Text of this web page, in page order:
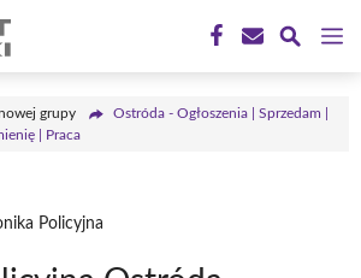
grupy
Ostróda - Ogłoszenia | Sprzedam |
| Praca
Policyjna